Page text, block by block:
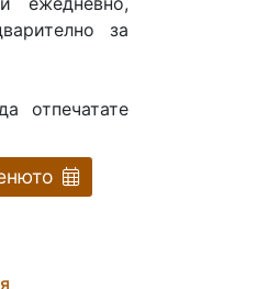
за
отпечатате